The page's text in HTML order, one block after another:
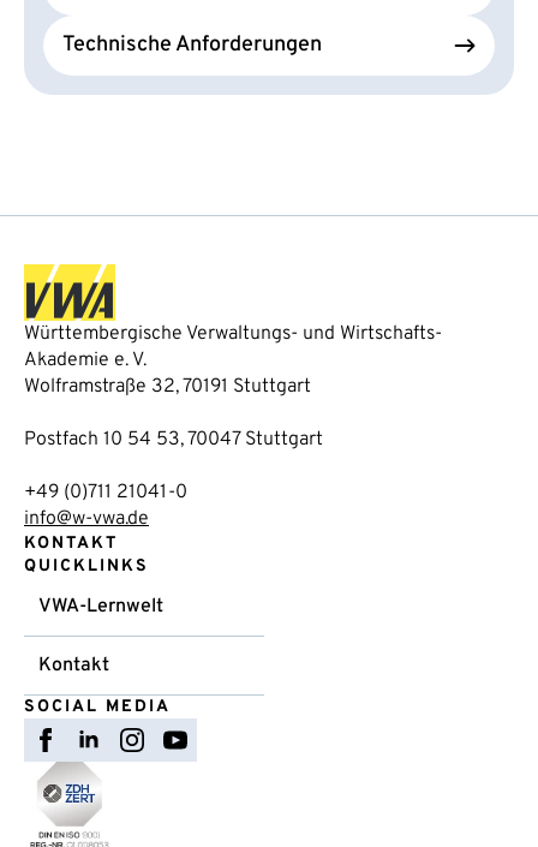
Technische Anforderungen
Württembergische Verwaltungs- und Wirtschafts-
Akademie e. V.
Wolframstraße 32, 70191 Stuttgart
Postfach 10 54 53, 70047 Stuttgart
+49 (0)711 21041-0
info@w-vwa.de
KONTAKT
QUICKLINKS
VWA-Lernwelt
Kontakt
SOCIAL MEDIA